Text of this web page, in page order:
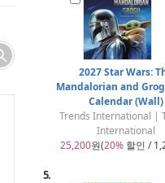
2027 Star Wars:
Mandalorian and
Calendar (Wall)
Trends International |
International
25,200원(20% 할인 /
5.